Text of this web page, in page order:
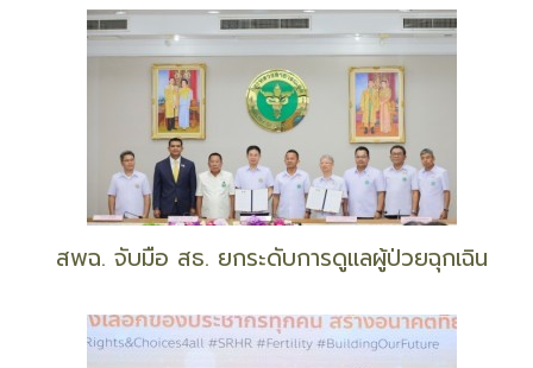
สพฉ. จับมือ สธ. ยกระดับการดูแลผู้ป่วยฉุกเฉิน